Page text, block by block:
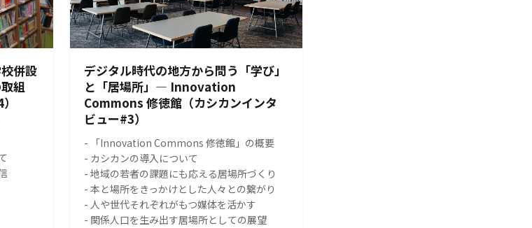
併設
組
デジタル時代の地方から問う「学び」
と「居場所」― Innovation
Commons 修徳館（カシカンインタ
ビュー#3）
- 「Innovation Commons 修徳館」の概要
- カシカンの導入について
- 地域の若者の課題にも応える居場所づくり
- 本と場所をきっかけとした人々との繋がり
- 人や世代それぞれがもつ媒体を活かす
- 関係人口を生み出す居場所としての展望